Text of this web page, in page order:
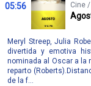
05:56 Cine
Meryl Streep, Julia
divertida y emotiva
nominada al Oscar a la
reparto
de la f...